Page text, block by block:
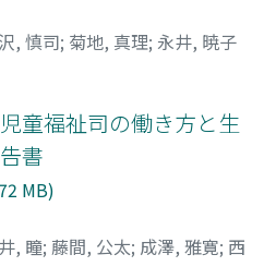
, 慎司; 菊地, 真理; 永井, 暁子
童福祉司の働き方と生
書
MB)
, 瞳; 藤間, 公太; 成澤, 雅寛; 西